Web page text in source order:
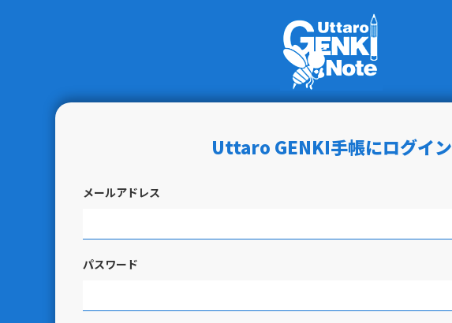
Uttaro GENKI手帳にログイン
メールアドレス
パスワード